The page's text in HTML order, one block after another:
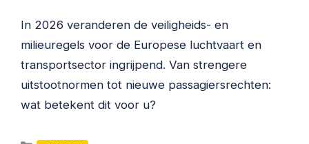
In 2026 veranderen de veiligheids- en
milieuregels voor de Europese luchtvaart en
transportsector ingrijpend. Van strengere
uitstootnormen tot nieuwe passagiersrechten:
wat betekent dit voor u?